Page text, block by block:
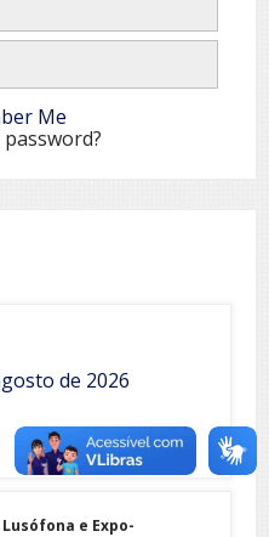
Me
de 2026
e Expo-